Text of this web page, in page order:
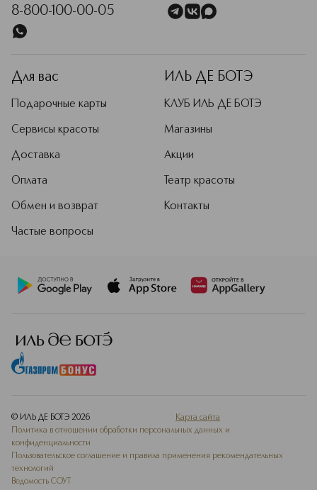
8-800-100-00-05
Для вас
Подарочные карты
Сервисы красоты
Доставка
Оплата
Обмен и возврат
Частые вопросы
ИЛЬ ДЕ БОТЭ
КЛУБ ИЛЬ ДЕ БОТЭ
Магазины
Акции
Театр красоты
Контакты
© ИЛЬ ДЕ БОТЭ 2026
Карта сайта
Политика в отношении обработки персональных данных и
конфиденциальности
Пользовательское соглашение и правила применения рекомендательных
технологий
Ведомость СОУТ